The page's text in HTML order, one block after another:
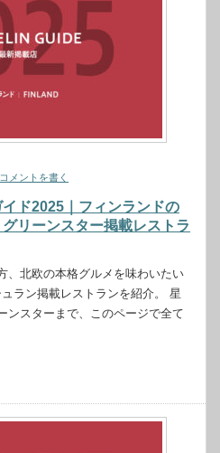
コメントを書く
イド2025｜フィンランドの
リーンスター掲載レストラ
、北欧の本格グルメを味わいたい
ラン掲載レストランを紹介。 星
ンスターまで、このページで全て